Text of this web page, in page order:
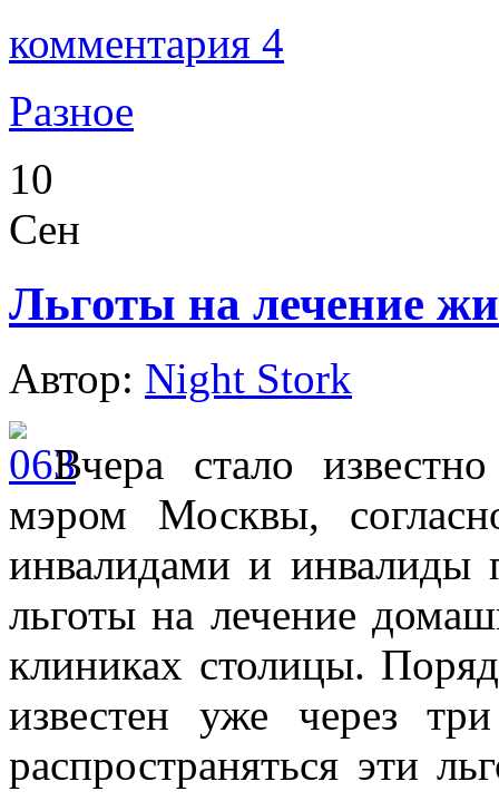
комментария 4
Разное
10
Сен
Льготы на лечение
Автор: Night Stork
Вчера стало
мэром Москвы,
инвалидами и инвалиды
льготы на лечение
клиниках столицы.
известен уже через
распространяться эти